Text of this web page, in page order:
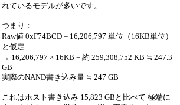
れているモデルが多いです。
つまり：
Raw値 0xF74BCD = 16,206,797 単位（16KB単位）
と仮定
→ 16,206,797 × 16KB = 約 259,308,752 KB ≒ 247.3
GB
実際のNAND書き込み量 ≒ 247 GB
これはホスト書き込み 15,823 GBと比べて 極端に